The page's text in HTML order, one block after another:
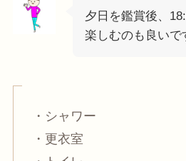
夕日を鑑賞後、
楽しむのも良いで
・シャワー
・更衣室